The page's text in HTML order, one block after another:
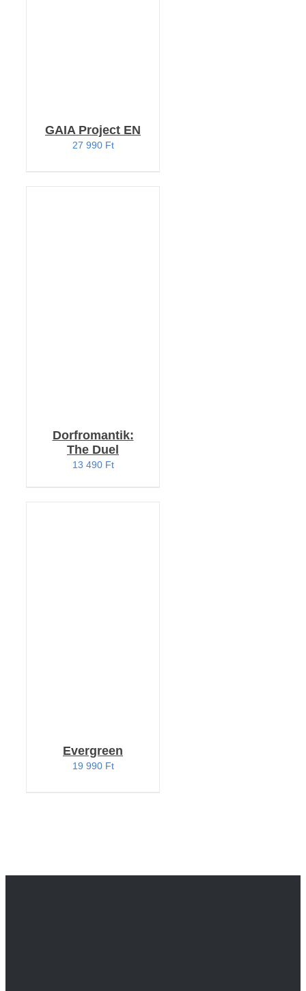
GAIA Project EN
27 990 Ft
Dorfromantik:
The Duel
13 490 Ft
Evergreen
19 990 Ft